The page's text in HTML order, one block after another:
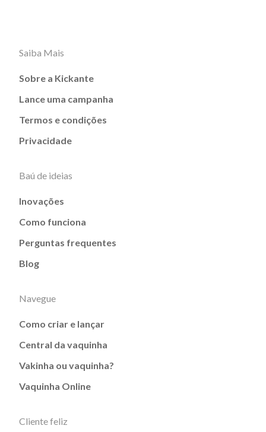
Saiba Mais
Sobre a Kickante
Lance uma campanha
Termos e condições
Privacidade
Baú de ideias
Inovações
Como funciona
Perguntas frequentes
Blog
Navegue
Como criar e lançar
Central da vaquinha
Vakinha ou vaquinha?
Vaquinha Online
Cliente feliz